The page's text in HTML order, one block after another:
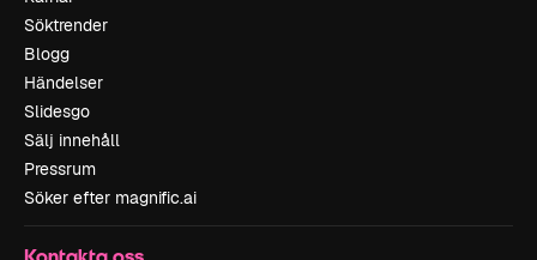
Söktrender
Blogg
Händelser
Slidesgo
Sälj innehåll
Pressrum
Söker efter magnific.ai